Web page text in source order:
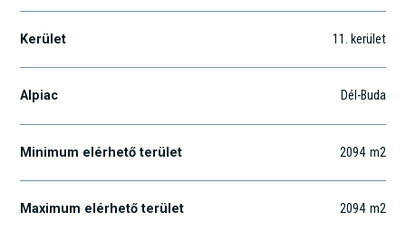
Kerület 11. kerület
Alpiac Dél-Buda
Minimum elérhető terület 2094 m2
Maximum elérhető terület 2094 m2